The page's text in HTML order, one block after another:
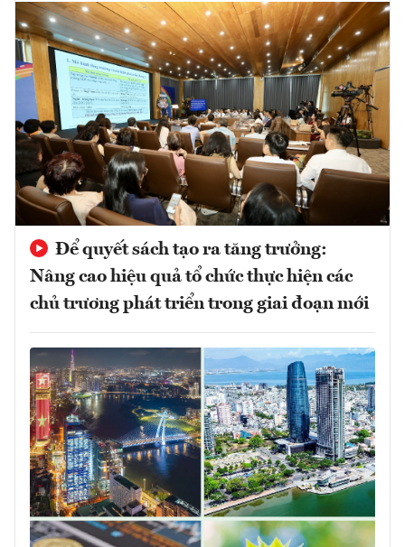
Để quyết sách tạo ra tăng trưởng:
Nâng cao hiệu quả tổ chức thực hiện các
chủ trương phát triển trong giai đoạn mới